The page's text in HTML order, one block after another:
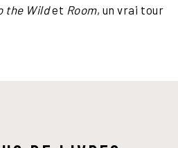
the Wildet Room, un vrai tour